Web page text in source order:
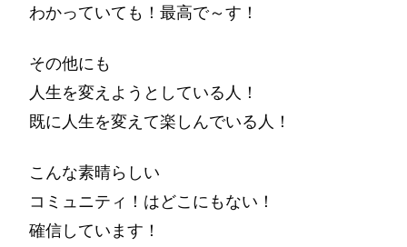
わかっていても！最高で～す！
その他にも
人生を変えようとしている人！
既に人生を変えて楽しんでいる人！
こんな素晴らしい
コミュニティ！はどこにもない！
確信しています！